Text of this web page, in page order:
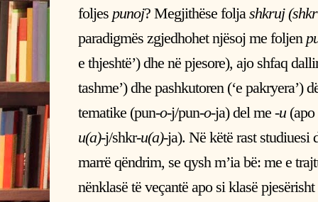
foljes punoj? Megjithëse foljashkruj
paradigmës zgjedhohet njësoj me foljen
e thjeshtë’) dhe në pjesore), ajo shfaq
tashme’) dhe pashkutoren (‘e pakryera’)
tematike (pun-o-j/pun-o-ja) del me -u(apo
u(a)-j/shkr-u(a)-ja). Në këtë rast studiuesi
marrë qëndrim, se qysh m’ia bë: me e
nënklasë të veçantë apo si klasë